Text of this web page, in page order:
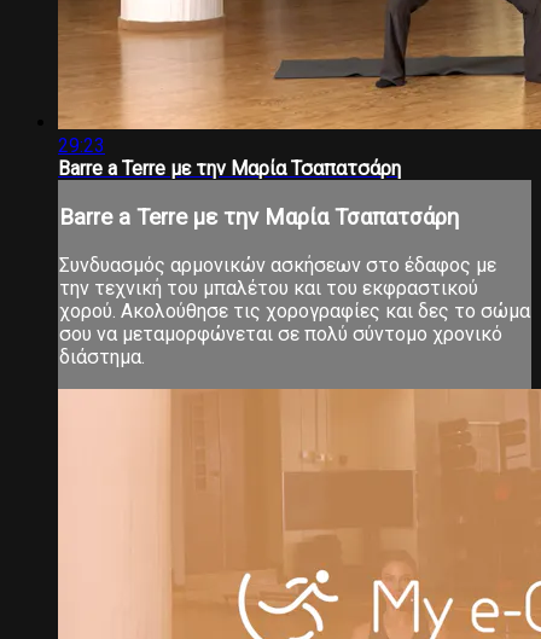
29:23
Barre a Terre με την Μαρία Τσαπατσάρη
Barre a Terre με την Μαρία Τσαπατσάρη
Συνδυασμός αρμονικών ασκήσεων στο έδαφος με
την τεχνική του μπαλέτου και του εκφραστικού
χορού. Ακολούθησε τις χορογραφίες και δες το σώμα
σου να μεταμορφώνεται σε πολύ σύντομο χρονικό
διάστημα.